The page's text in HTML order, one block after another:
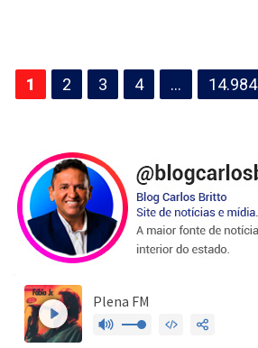
Paginação
de
1 2 3 4 … 14.984